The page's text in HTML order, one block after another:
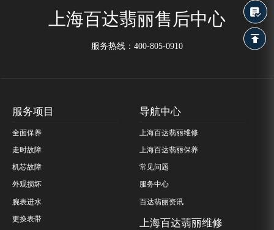
上海百达翡丽售后中心
服务热线： 400-805-0910
服务项目
全面保养
走时故障
机芯故障
外观损坏
腕表进水
更换表带
导航中心
上海百达翡丽维修
上海百达翡丽保养
常见问题
服务中心
百达翡丽资讯
上海百达翡丽维修